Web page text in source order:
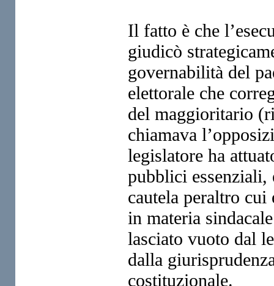
Il fatto è che
giudicò
governabilità del
elettorale che
del maggioritario
chiamava
legislatore ha
pubblici essenziali,
cautela peraltro cui
in materia
lasciato vuoto dal
dalla
costituzionale.